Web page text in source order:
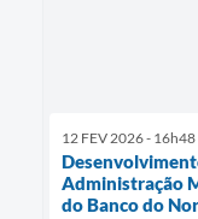
12 FEV 2026 - 16h48
Administração
do Banco do